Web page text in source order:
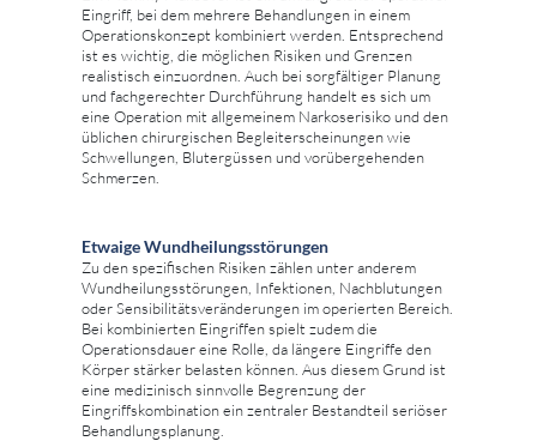
Eingriff, bei dem mehrere Behandlungen in einem
Operationskonzept kombiniert werden. Entsprechend
ist es wichtig, die möglichen Risiken und Grenzen
realistisch einzuordnen. Auch bei sorgfältiger Planung
und fachgerechter Durchführung handelt es sich um
eine Operation mit allgemeinem Narkoserisiko und den
üblichen chirurgischen Begleiterscheinungen wie
Schwellungen, Blutergüssen und vorübergehenden
Schmerzen.
Etwaige Wundheilungsstörungen
Zu den spezifischen Risiken zählen unter anderem
Wundheilungsstörungen, Infektionen, Nachblutungen
oder Sensibilitätsveränderungen im operierten Bereich.
Bei kombinierten Eingriffen spielt zudem die
Operationsdauer eine Rolle, da längere Eingriffe den
Körper stärker belasten können. Aus diesem Grund ist
eine medizinisch sinnvolle Begrenzung der
Eingriffskombination ein zentraler Bestandteil seriöser
Behandlungsplanung.